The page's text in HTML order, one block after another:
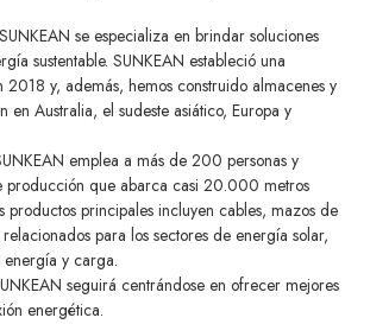
se especializa en brindar soluciones
sustentable. SUNKEAN estableció una
2018 y, además, hemos construido almacenes y
en Australia, el sudeste asiático, Europa y
emplea a más de 200 personas y
producción que abarca casi 20.000 metros
productos principales incluyen cables, mazos de
para los sectores de energía solar,
y carga.
seguirá centrándose en ofrecer mejores
energética.